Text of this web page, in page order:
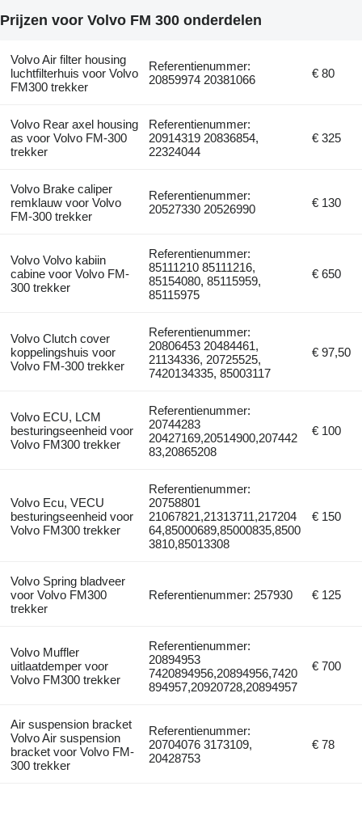
Prijzen voor Volvo FM 300 onderdelen
Volvo Air filter housing
luchtfilterhuis voor Volvo
FM300 trekker
Referentienummer:
20859974 20381066
€ 80
Volvo Rear axel housing
as voor Volvo FM-300
trekker
Referentienummer:
20914319 20836854,
22324044
€ 325
Volvo Brake caliper
remklauw voor Volvo
FM-300 trekker
Referentienummer:
20527330 20526990
€ 130
Volvo Volvo kabiin
cabine voor Volvo FM-
300 trekker
Referentienummer:
85111210 85111216,
85154080, 85115959,
85115975
€ 650
Volvo Clutch cover
koppelingshuis voor
Volvo FM-300 trekker
Referentienummer:
20806453 20484461,
21134336, 20725525,
7420134335, 85003117
€ 97,50
Volvo ECU, LCM
besturingseenheid voor
Volvo FM300 trekker
Referentienummer:
20744283
20427169,20514900,207442
83,20865208
€ 100
Volvo Ecu, VECU
besturingseenheid voor
Volvo FM300 trekker
Referentienummer:
20758801
21067821,21313711,217204
64,85000689,85000835,8500
3810,85013308
€ 150
Volvo Spring bladveer
voor Volvo FM300
trekker
Referentienummer: 257930 € 125
Volvo Muffler
uitlaatdemper voor
Volvo FM300 trekker
Referentienummer:
20894953
7420894956,20894956,7420
894957,20920728,20894957
€ 700
Air suspension bracket
Volvo Air suspension
bracket voor Volvo FM-
300 trekker
Referentienummer:
20704076 3173109,
20428753
€ 78